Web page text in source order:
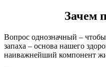
Зачем
Вопрос однозначный –
запаха – основа нашего
наиважнейший компонент